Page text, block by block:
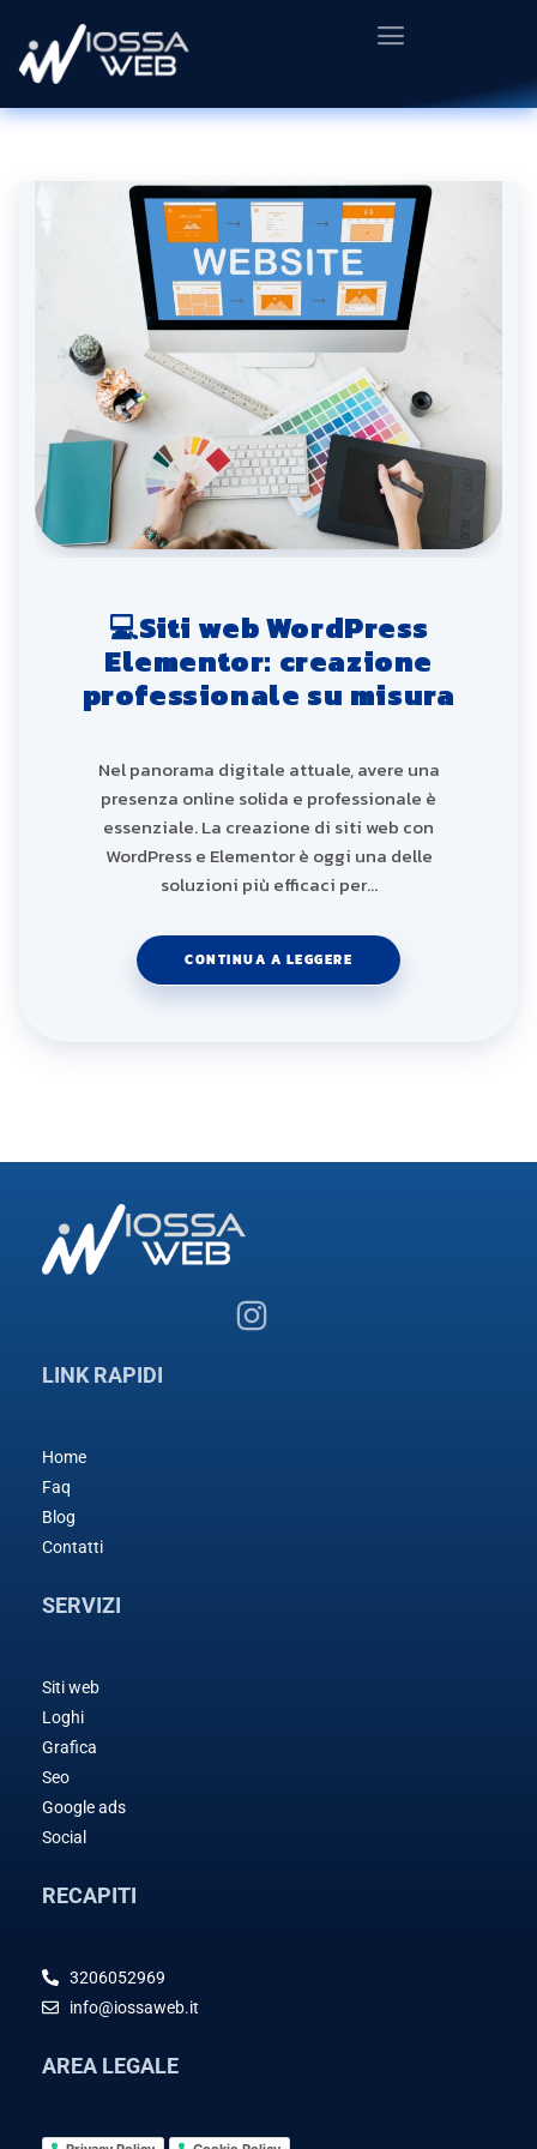
💻Siti web WordPress
Elementor: creazione
professionale su misura
Nel panorama digitale attuale, avere una
presenza online solida e professionale è
essenziale. La creazione di siti web con
WordPress e Elementor è oggi una delle
soluzioni più efficaci per…
CONTINUA A LEGGERE
LINK RAPIDI
Home
Faq
Blog
Contatti
SERVIZI
Siti web
Loghi
Grafica
Seo
Google ads
Social
RECAPITI
3206052969
info@iossaweb.it
AREA LEGALE